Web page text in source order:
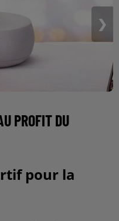
❯
PROFIT DU
pour la